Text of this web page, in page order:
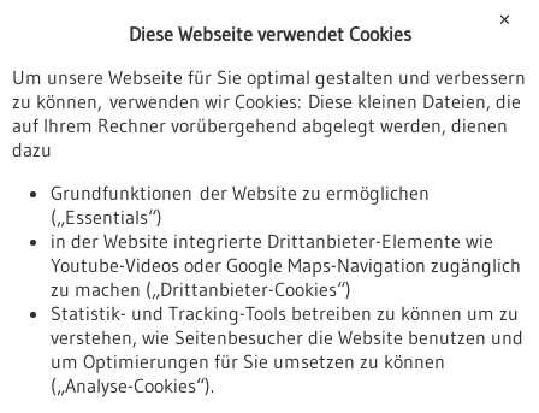
Veranstaltungen
Erscheinungsdatum
Nach oben
✕
Diese Webseite verwendet Cookies
Um unsere Webseite für Sie optimal gestalten und verbessern
zu können, verwenden wir Cookies: Diese kleinen Dateien, die
auf Ihrem Rechner vorübergehend abgelegt werden, dienen
dazu
Grundfunktionen der Website zu ermöglichen
(„Essentials“)
in der Website integrierte Drittanbieter-Elemente wie
Youtube-Videos oder Google Maps-Navigation zugänglich
zu machen („Drittanbieter-Cookies“)
Statistik- und Tracking-Tools betreiben zu können um zu
verstehen, wie Seitenbesucher die Website benutzen und
um Optimierungen für Sie umsetzen zu können
(„Analyse-Cookies“).